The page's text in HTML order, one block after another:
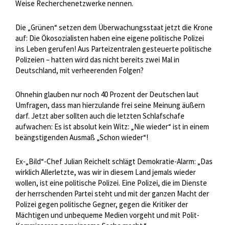
Weise Recherchenetzwerke nennen.
Die „Grünen“ setzen dem Überwachungsstaat jetzt die Krone
auf: Die Ökosozialisten haben eine eigene politische Polizei
ins Leben gerufen! Aus Parteizentralen gesteuerte politische
Polizeien – hatten wird das nicht bereits zwei Mal in
Deutschland, mit verheerenden Folgen?
Ohnehin glauben nur noch 40 Prozent der Deutschen laut
Umfragen, dass man hierzulande frei seine Meinung äußern
darf. Jetzt aber sollten auch die letzten Schlafschafe
aufwachen: Es ist absolut kein Witz: „Nie wieder“ ist in einem
beängstigenden Ausmaß „Schon wieder“!
Ex-„Bild“-Chef Julian Reichelt schlägt Demokratie-Alarm: „Das
wirklich Allerletzte, was wir in diesem Land jemals wieder
wollen, ist eine politische Polizei. Eine Polizei, die im Dienste
der herrschenden Partei steht und mit der ganzen Macht der
Polizei gegen politische Gegner, gegen die Kritiker der
Mächtigen und unbequeme Medien vorgeht und mit Polit-